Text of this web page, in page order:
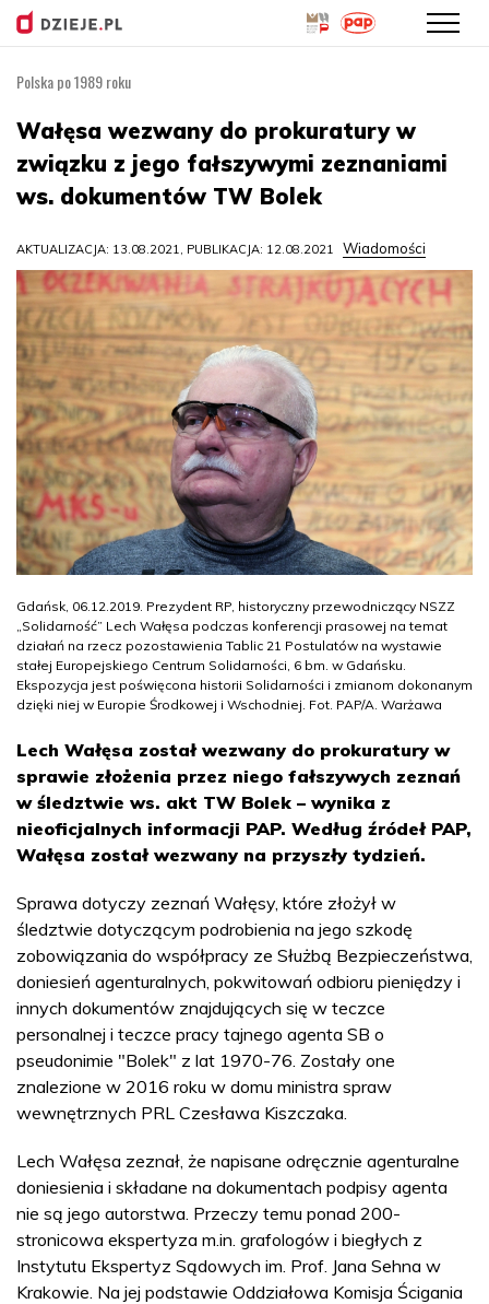
treści
Polska po 1989 roku
Wałęsa wezwany do prokuratury w
związku z jego fałszywymi zeznaniami
ws. dokumentów TW Bolek
AKTUALIZACJA: 13.08.2021, PUBLIKACJA: 12.08.2021 Wiadomości
Gdańsk, 06.12.2019. Prezydent RP, historyczny przewodniczący NSZZ
„Solidarność” Lech Wałęsa podczas konferencji prasowej na temat
działań na rzecz pozostawienia Tablic 21 Postulatów na wystawie
stałej Europejskiego Centrum Solidarności, 6 bm. w Gdańsku.
Ekspozycja jest poświęcona historii Solidarności i zmianom dokonanym
dzięki niej w Europie Środkowej i Wschodniej. Fot. PAP/A. Warżawa
Lech Wałęsa został wezwany do prokuratury w
sprawie złożenia przez niego fałszywych zeznań
w śledztwie ws. akt TW Bolek – wynika z
nieoficjalnych informacji PAP. Według źródeł PAP,
Wałęsa został wezwany na przyszły tydzień.
Sprawa dotyczy zeznań Wałęsy, które złożył w
śledztwie dotyczącym podrobienia na jego szkodę
zobowiązania do współpracy ze Służbą Bezpieczeństwa,
doniesień agenturalnych, pokwitowań odbioru pieniędzy i
innych dokumentów znajdujących się w teczce
personalnej i teczce pracy tajnego agenta SB o
pseudonimie "Bolek" z lat 1970-76. Zostały one
znalezione w 2016 roku w domu ministra spraw
wewnętrznych PRL Czesława Kiszczaka.
Lech Wałęsa zeznał, że napisane odręcznie agenturalne
doniesienia i składane na dokumentach podpisy agenta
nie są jego autorstwa. Przeczy temu ponad 200-
stronicowa ekspertyza m.in. grafologów i biegłych z
Instytutu Ekspertyz Sądowych im. Prof. Jana Sehna w
Krakowie. Na jej podstawie Oddziałowa Komisja Ścigania